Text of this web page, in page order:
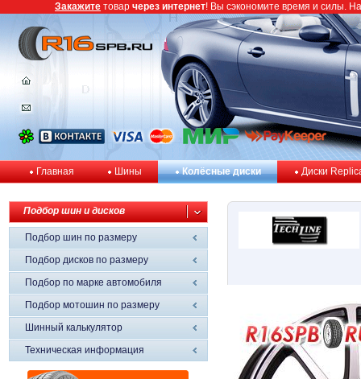
Главная Шины Колёсные диски Диски
Подбор шин и дисков
Подбор шин по размеру
Подбор дисков по размеру
Подбор по марке автомобиля
Подбор мотошин по размеру
Шинный калькулятор
Техническая информация
Закажите товар через интернет! Вы сэкономите время и силы.